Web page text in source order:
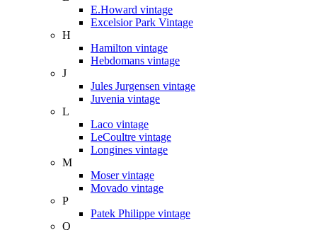
E.Howard vintage
Excelsior Park Vintage
H
Hamilton vintage
Hebdomans vintage
J
Jules Jurgensen vintage
Juvenia vintage
L
Laco vintage
LeCoultre vintage
Longines vintage
M
Moser vintage
Movado vintage
P
Patek Philippe vintage
Q